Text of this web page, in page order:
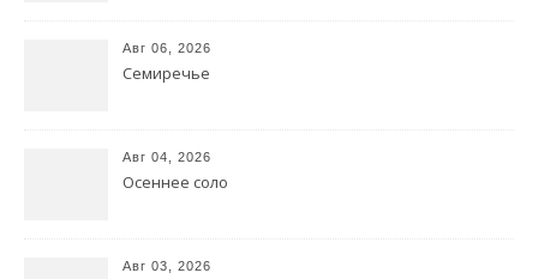
Авг 06, 2026
Семиречье
Авг 04, 2026
Осеннее соло
Авг 03, 2026